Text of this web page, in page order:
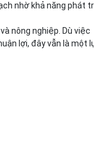
nhờ khả năng phát
nông nghiệp. Dù việc
lợi, đây vẫn là một